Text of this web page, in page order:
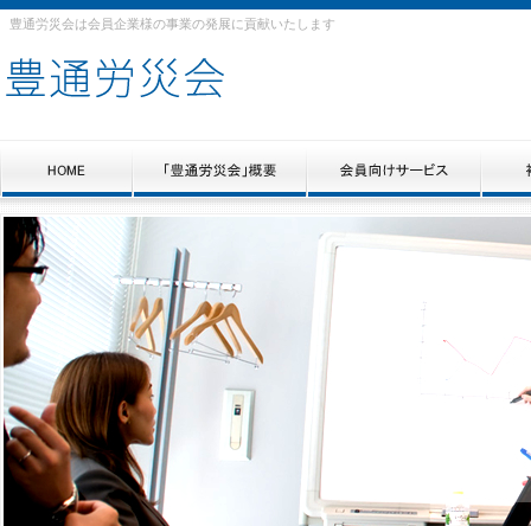
豊通労災会は会員企業様の事業の発展に貢献いたします